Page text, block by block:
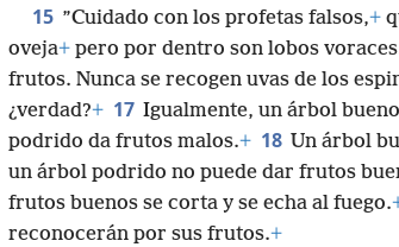
15 ”Cuidado con los profetas falsos,+
oveja+ pero por dentro son lobos
frutos. Nunca se recogen uvas de los
¿verdad?+ 17 Igualmente, un árbol
podrido da frutos malos.+ 18 Un árbol
un árbol podrido no puede dar frutos
frutos buenos se corta y se echa al fuego.
reconocerán por sus frutos.+